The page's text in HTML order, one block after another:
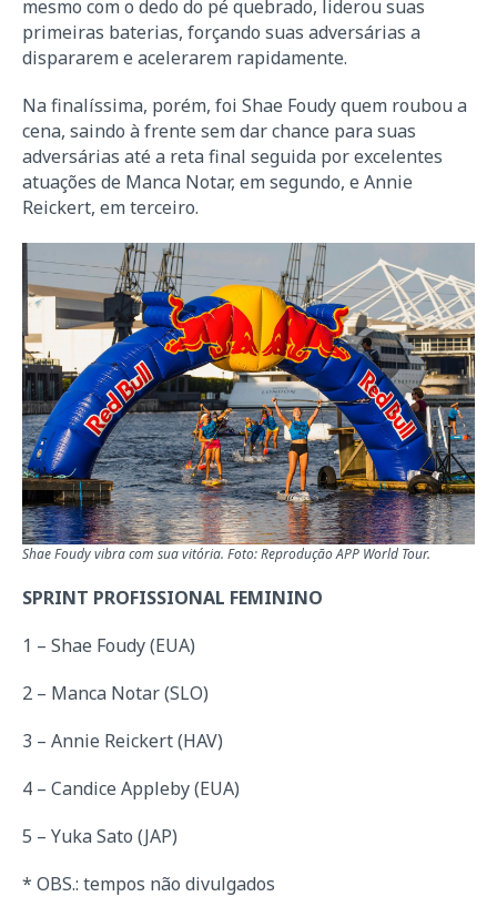
mesmo com o dedo do pé quebrado, liderou suas
primeiras baterias, forçando suas adversárias a
dispararem e acelerarem rapidamente.
Na finalíssima, porém, foi Shae Foudy quem roubou a
cena, saindo à frente sem dar chance para suas
adversárias até a reta final seguida por excelentes
atuações de Manca Notar, em segundo, e Annie
Reickert, em terceiro.
Shae Foudy vibra com sua vitória. Foto: Reprodução APP World Tour.
SPRINT PROFISSIONAL FEMININO
1 – Shae Foudy (EUA)
2 – Manca Notar (SLO)
3 – Annie Reickert (HAV)
4 – Candice Appleby (EUA)
5 – Yuka Sato (JAP)
* OBS.: tempos não divulgados